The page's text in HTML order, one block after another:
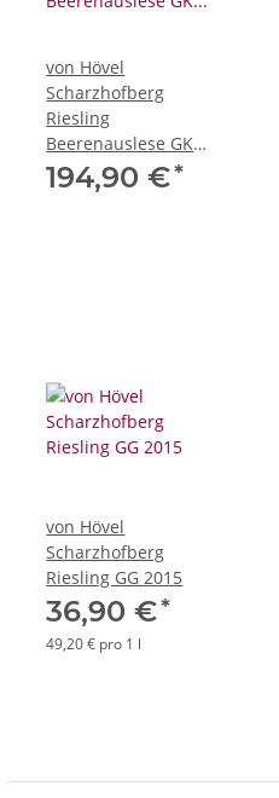
von Hövel
Scharzhofberg
Riesling
Beerenauslese GK
2005 *Demi*
194,90 €*
von Hövel
Scharzhofberg
Riesling GG 2015
36,90 €*
49,20 € pro 1 l